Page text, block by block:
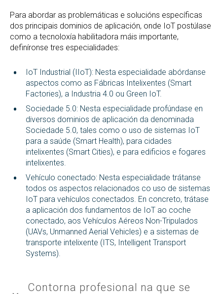
Para abordar as problemáticas e solucións específicas
dos principais dominios de aplicación, onde IoT postúlase
como a tecnoloxía habilitadora máis importante,
definíronse tres especialidades:
IoT Industrial (IIoT): Nesta especialidade abórdanse
aspectos como as Fábricas Intelixentes (Smart
Factories), a Industria 4.0 ou Green IoT.
Sociedade 5.0: Nesta especialidade profúndase en
diversos dominios de aplicación da denominada
Sociedade 5.0, tales como o uso de sistemas IoT
para a saúde (Smart Health), para cidades
intelixentes (Smart Cities), e para edificios e fogares
intelixentes.
Vehículo conectado: Nesta especialidade trátanse
todos os aspectos relacionados co uso de sistemas
IoT para vehículos conectados. En concreto, trátase
a aplicación dos fundamentos de IoT ao coche
conectado, aos Vehículos Aéreos Non-Tripulados
(UAVs, Unmanned Aerial Vehicles) e a sistemas de
transporte intelixente (ITS, Intelligent Transport
Systems).
Contorna profesional na que se